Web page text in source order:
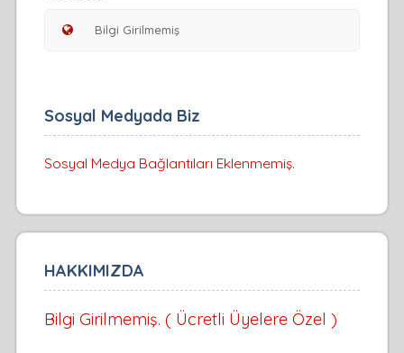
Sosyal Medyada Biz
Sosyal Medya Bağlantıları Eklenmemiş.
HAKKIMIZDA
Bilgi Girilmemiş. ( Ücretli Üyelere Özel )